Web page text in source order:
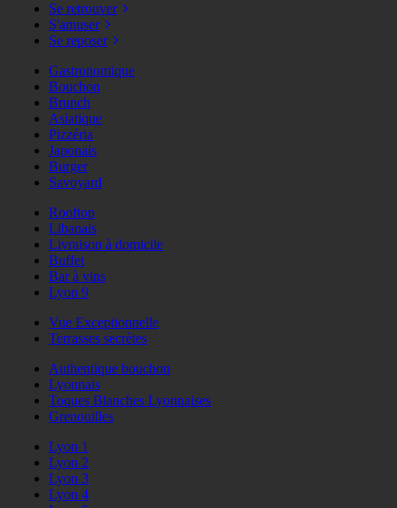
Se retrouver
S'amuser
Se reposer
Gastronomique
Bouchon
Brunch
Asiatique
Pizzéria
Japonais
Burger
Savoyard
Rooftop
Libanais
Livraison à domicile
Buffet
Bar à vins
Lyon 9
Vue Exceptionnelle
Terrasses secrètes
Authentique bouchon
Lyonnais
Toques Blanches Lyonnaises
Grenouilles
Lyon 1
Lyon 2
Lyon 3
Lyon 4